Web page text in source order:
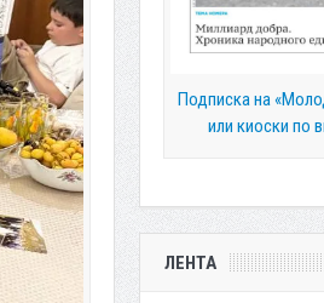
Подписка на
или киоски по
ЛЕНТА